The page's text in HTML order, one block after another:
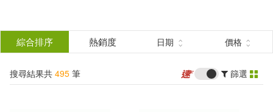
結
分類 (單選)
所有商品(495) 圖書(482)
綜合排序 熱銷度 日期 價格
搜尋結果共 495 筆 篩選